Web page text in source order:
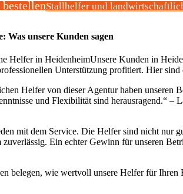
bestellenStallhelfer und
Was unsere Kunden sagen
Unsere Kunden in
Unterstützung profitiert. Hier sind
Helfer von dieser Agentur haben unseren
und Flexibilität sind herausragend.“ –
mit dem Service. Die Helfer sind nicht nur
zuverlässig. Ein echter Gewinn für unseren
belegen, wie wertvoll unsere Helfer für Ihren